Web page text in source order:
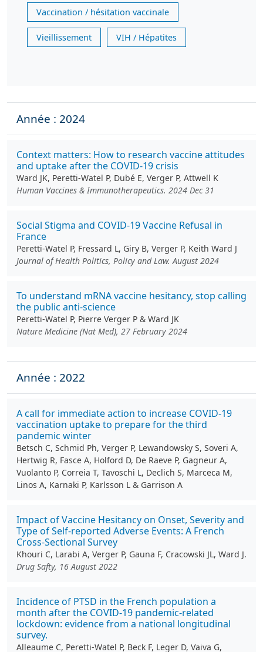
Vaccination / hésitation vaccinale
Vieillissement VIH / Hépatites
Année : 2024
Context matters: How to research vaccine attitudes
and uptake after the COVID-19 crisis
Ward JK, Peretti-Watel P, Dubé E, Verger P, Attwell K
Human Vaccines & Immunotherapeutics. 2024 Dec 31
Social Stigma and COVID-19 Vaccine Refusal in
France
Peretti-Watel P, Fressard L, Giry B, Verger P, Keith Ward J
Journal of Health Politics, Policy and Law. August 2024
To understand mRNA vaccine hesitancy, stop calling
the public anti-science
Peretti-Watel P, Pierre Verger P & Ward JK
Nature Medicine (Nat Med), 27 February 2024
Année : 2022
A call for immediate action to increase COVID-19
vaccination uptake to prepare for the third
pandemic winter
Betsch C, Schmid Ph, Verger P, Lewandowsky S, Soveri A,
Hertwig R, Fasce A, Holford D, De Raeve P, Gagneur A,
Vuolanto P, Correia T, Tavoschi L, Declich S, Marceca M,
Linos A, Karnaki P, Karlsson L & Garrison A
Impact of Vaccine Hesitancy on Onset, Severity and
Type of Self-reported Adverse Events: A French
Cross-Sectional Survey
Khouri C, Larabi A, Verger P, Gauna F, Cracowski JL, Ward J.
Drug Safty, 16 August 2022
Incidence of PTSD in the French population a
month after the COVID-19 pandemic-related
lockdown: evidence from a national longitudinal
survey.
Alleaume C, Peretti-Watel P, Beck F, Leger D, Vaiva G,